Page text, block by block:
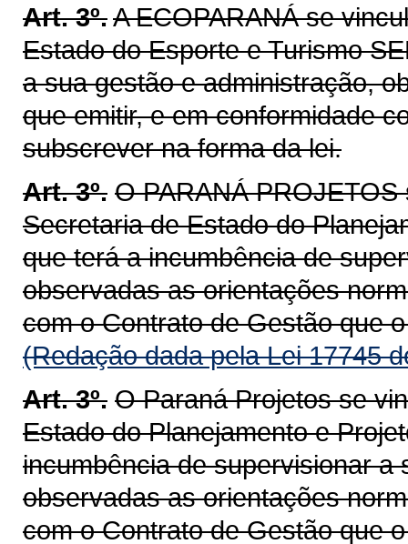
Art. 3º.A ECOPARANÁ se
Estado do Esporte e Turismo
a sua gestão e administração,
que emitir, e em conformidade
subscrever na forma da lei.
Art. 3º. O PARANÁ
Secretaria de Estado do
que terá a incumbência de
observadas as orientações
com o Contrato de Gestão que
(Redação dada pela Lei 17745
Art. 3º. O Paraná Projetos se
Estado do Planejamento e
incumbência de supervisionar a
observadas as orientações
com o Contrato de Gestão que